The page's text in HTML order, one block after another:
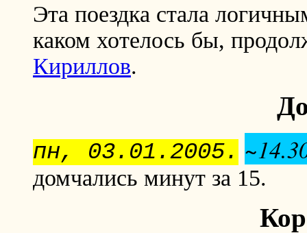
Эта поездка стала
каком хотелось бы,
Кириллов.
пн, 03.01.2005.
домчались минут за 15.